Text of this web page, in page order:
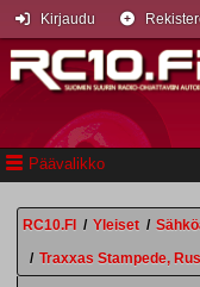
Päävalikko
Kirjaudu
RC10.FI / Yleiset /
/ Traxxas Stampede,